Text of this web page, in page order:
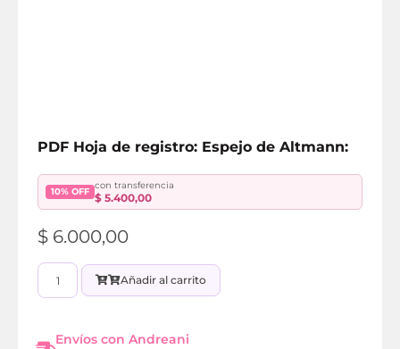
PDF Hoja de registro: Espejo de Altmann:
10% OFF
con transferencia
$ 5.400,00
$ 6.000,00
Añadir al carrito
Envíos con Andreani